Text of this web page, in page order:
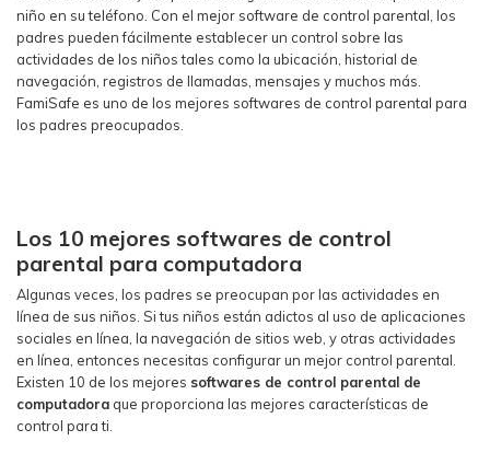
niño en su teléfono. Con el mejor software de control parental, los
padres pueden fácilmente establecer un control sobre las
actividades de los niños tales como la ubicación, historial de
navegación, registros de llamadas, mensajes y muchos más.
FamiSafe es uno de los mejores softwares de control parental para
los padres preocupados.
Los 10 mejores softwares de control
parental para computadora
Algunas veces, los padres se preocupan por las actividades en
línea de sus niños. Si tus niños están adictos al uso de aplicaciones
sociales en línea, la navegación de sitios web, y otras actividades
en línea, entonces necesitas configurar un mejor control parental.
Existen 10 de los mejores softwares de control parental de
computadora que proporciona las mejores características de
control para ti.